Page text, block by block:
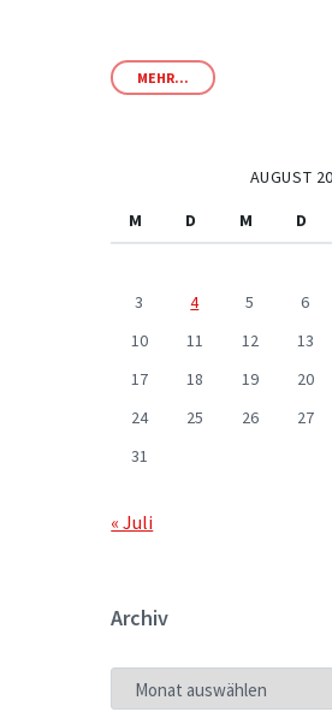
MEHR...
AUGUST
M
D M D
3
4 5 6
10
11 12 13
17
18 19 20
24
25 26 27
31
« Juli
Archiv
ARCHIV